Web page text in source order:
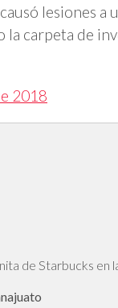
lesiones a
la carpeta de
2018
de Starbucks en